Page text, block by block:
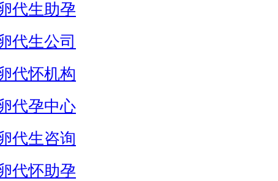
代生助孕
代生公司
代怀机构
代孕中心
代生咨询
代怀助孕